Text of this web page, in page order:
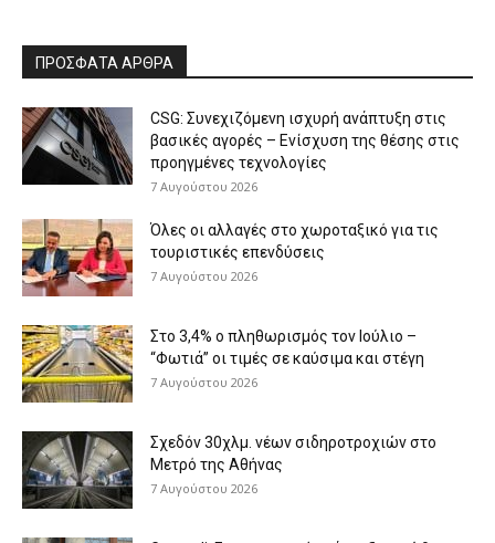
ΠΡΟΣΦΑΤΑ ΑΡΘΡΑ
CSG: Συνεχιζόμενη ισχυρή ανάπτυξη στις
βασικές αγορές – Ενίσχυση της θέσης στις
προηγμένες τεχνολογίες
7 Αυγούστου 2026
Όλες οι αλλαγές στο χωροταξικό για τις
τουριστικές επενδύσεις
7 Αυγούστου 2026
Στο 3,4% ο πληθωρισμός τον Ιούλιο –
“Φωτιά” οι τιμές σε καύσιμα και στέγη
7 Αυγούστου 2026
Σχεδόν 30χλμ. νέων σιδηροτροχιών στο
Μετρό της Αθήνας
7 Αυγούστου 2026